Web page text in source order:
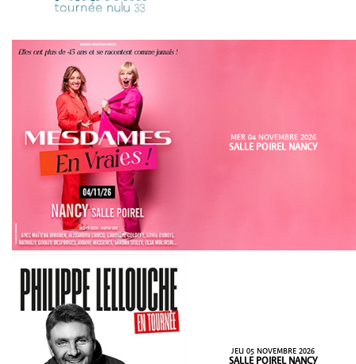
MER 04 NOVEMBRE 2026
SALLE POIREL NANCY
JEU 05 NOVEMBRE 2026
SALLE POIREL NANCY